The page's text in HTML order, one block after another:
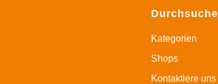
Durchsuche
Kategorien
Shops
Kontaktiere uns